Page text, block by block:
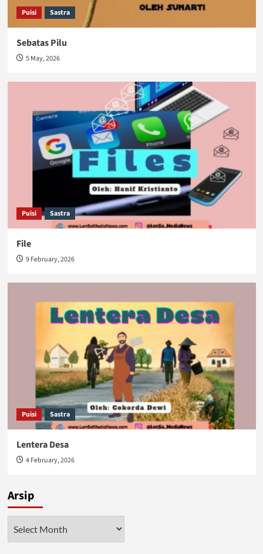
Puisi Sastra
Sebatas Pilu
5 May, 2026
Puisi Sastra
File
9 February, 2026
Puisi Sastra
Lentera Desa
4 February, 2026
Arsip